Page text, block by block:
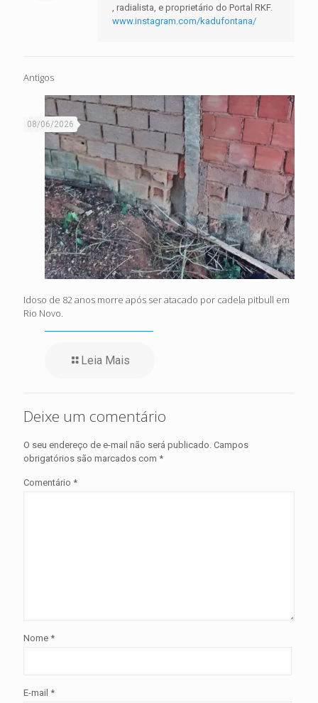
, radialista, e proprietário do Portal RKF.
www.instagram.com/kadufontana/
Antigos
08/06/2026
Idoso de 82 anos morre após ser atacado por cadela pitbull em
Rio Novo.
Leia Mais
Deixe um comentário
O seu endereço de e-mail não será publicado. Campos
obrigatórios são marcados com *
Comentário *
Nome *
E-mail *